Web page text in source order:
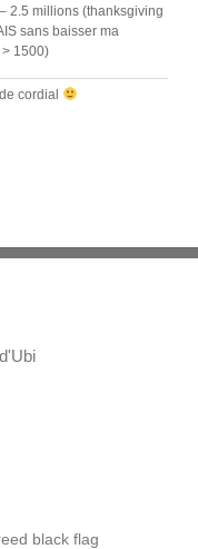
2.5 millions (thanksgiving
sans baisser ma
1500)
cordial
black flag